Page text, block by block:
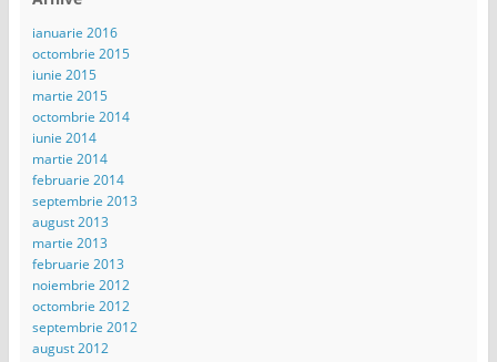
ianuarie 2016
octombrie 2015
iunie 2015
martie 2015
octombrie 2014
iunie 2014
martie 2014
februarie 2014
septembrie 2013
august 2013
martie 2013
februarie 2013
noiembrie 2012
octombrie 2012
septembrie 2012
august 2012